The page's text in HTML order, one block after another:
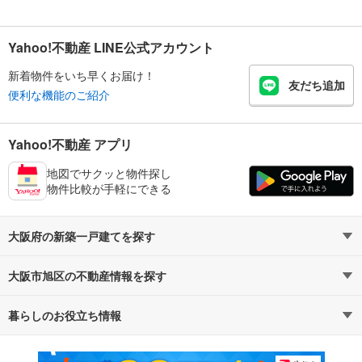
Yahoo!不動産 LINE公式アカウント
新着物件をいち早くお届け！
便利な機能のご紹介
友だち追加
Yahoo!不動産 アプリ
地図でサクッと物件探し
物件比較が手軽にできる
大阪府の新築一戸建てを探す
路線・駅から探す
通勤・通学時間から探す
大阪市旭区の不動産情報を探す
不動産・住宅
暮らしのお役立ち情報
マンションカタログ 教えて！住まいの先生